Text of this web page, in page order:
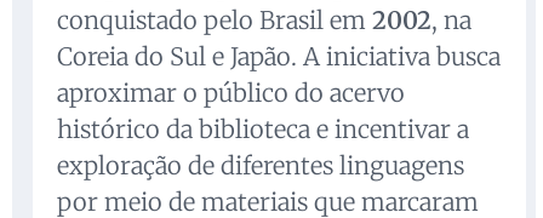
conquistado pelo Brasil em 2002, na
Coreia do Sul e Japão. A iniciativa busca
aproximar o público do acervo
histórico da biblioteca e incentivar a
exploração de diferentes linguagens
por meio de materiais que marcaram